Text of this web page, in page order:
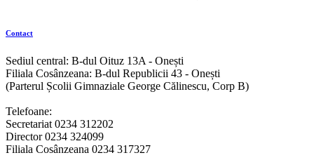
Contact
Sediul central: B-dul Oituz 13A - Onești
Filiala Cosânzeana: B-dul Republicii 43 - Onești
(Parterul Școlii Gimnaziale George Călinescu, Corp B)
Telefoane:
Secretariat 0234 312202
Director 0234 324099
Filiala Cosânzeana 0234 317327